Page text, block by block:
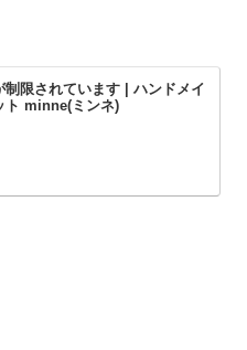
制限されています | ハンドメイ
ト minne(ミンネ)